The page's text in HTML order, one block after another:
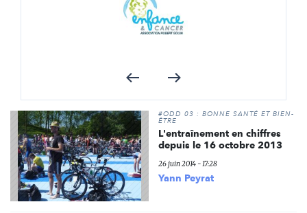
#ODD 03 : BONNE SANTÉ ET BIEN-
ÊTRE
L'entraînement en chiffres
depuis le 16 octobre 2013
26 juin 2014 - 17:28
Yann Peyrat